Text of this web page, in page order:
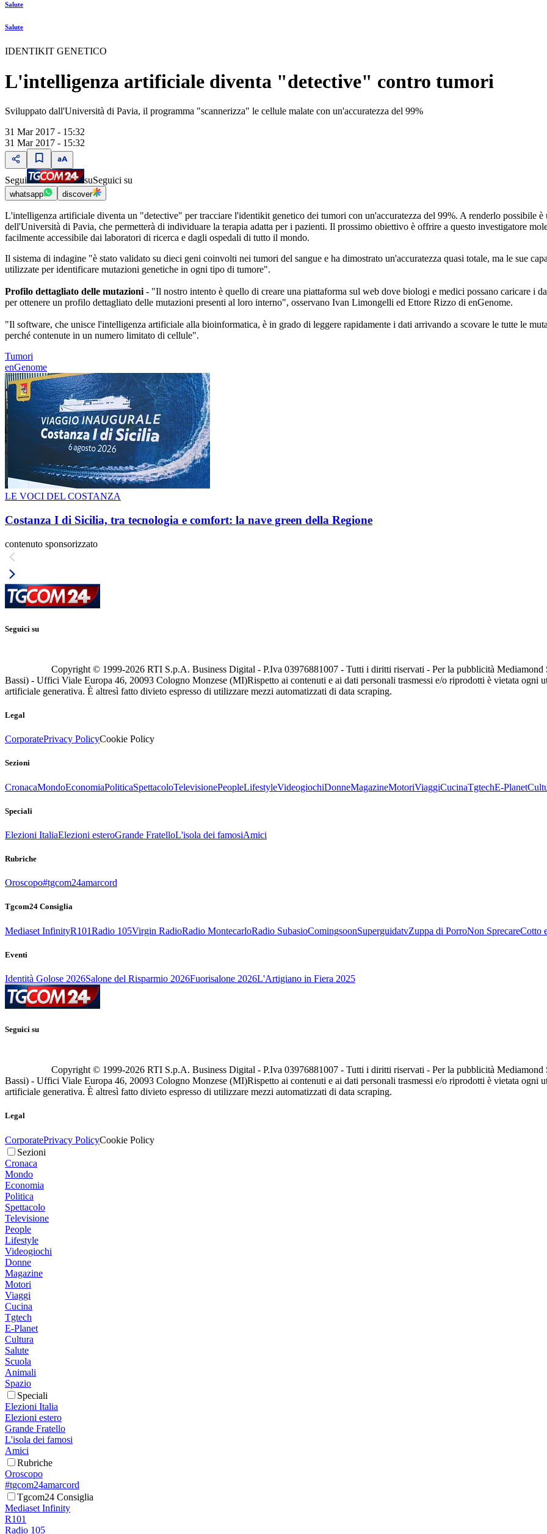
Salute
Salute
IDENTIKIT GENETICO
L'intelligenza artificiale diventa "detective" contro tumori
Sviluppato dall'Università di Pavia, il programma "scannerizza" le cellule malate con un'accuratezza del 99%
31 Mar 2017 - 15:32
31 Mar 2017 - 15:32
Segui suSeguici su
whatsapp discover
L'intelligenza artificiale diventa un "detective" per tracciare l'identikit genetico dei tumori con un'accuratezza del 99%. A renderlo possibile
dell'Università di Pavia, che permetterà di individuare la terapia adatta per i pazienti. Il prossimo obiettivo è offrire a questo investigatore
facilmente accessibile dai laboratori di ricerca e dagli ospedali di tutto il mondo.
Il sistema di indagine "è stato validato su dieci geni coinvolti nei tumori del sangue e ha dimostrato un'accuratezza quasi totale, ma le sue
utilizzate per identificare mutazioni genetiche in ogni tipo di tumore".
Profilo dettagliato delle mutazioni - "Il nostro intento è quello di creare una piattaforma sul web dove biologi e medici possano caricare i
per ottenere un profilo dettagliato delle mutazioni presenti al loro interno", osservano Ivan Limongelli ed Ettore Rizzo di enGenome.
"Il software, che unisce l'intelligenza artificiale alla bioinformatica, è in grado di leggere rapidamente i dati arrivando a scovare le tutte le
perché contenute in un numero limitato di cellule".
Tumori
enGenome
LE VOCI DEL COSTANZA
Costanza I di Sicilia, tra tecnologia e comfort: la nave green della Regione
contenuto sponsorizzato
Seguici su
Copyright © 1999-2026 RTI S.p.A. Business Digital - P.Iva 03976881007 - Tutti i diritti riservati - Per la pubblicità
Bassi) - Uffici Viale Europa 46, 20093 Cologno Monzese (MI)Rispetto ai contenuti e ai dati personali trasmessi e/o riprodotti è vietata ogni
artificiale generativa. È altresì fatto divieto espresso di utilizzare mezzi automatizzati di data scraping.
Legal
CorporatePrivacy PolicyCookie Policy
Sezioni
CronacaMondoEconomiaPoliticaSpettacoloTelevisionePeopleLifestyleVideogiochiDonneMagazineMotoriViaggiCucinaTgtechE-Planet
Speciali
Elezioni ItaliaElezioni esteroGrande FratelloL'isola dei famosiAmici
Rubriche
Oroscopo#tgcom24amarcord
Tgcom24 Consiglia
Mediaset InfinityR101Radio 105Virgin RadioRadio MontecarloRadio SubasioComingsoonSuperguidatvZuppa di PorroNon SprecareCotto
Eventi
Identità Golose 2026Salone del Risparmio 2026Fuorisalone 2026L'Artigiano in Fiera 2025
Seguici su
Copyright © 1999-2026 RTI S.p.A. Business Digital - P.Iva 03976881007 - Tutti i diritti riservati - Per la pubblicità
Bassi) - Uffici Viale Europa 46, 20093 Cologno Monzese (MI)Rispetto ai contenuti e ai dati personali trasmessi e/o riprodotti è vietata ogni
artificiale generativa. È altresì fatto divieto espresso di utilizzare mezzi automatizzati di data scraping.
Legal
CorporatePrivacy PolicyCookie Policy
Sezioni
Cronaca
Mondo
Economia
Politica
Spettacolo
Televisione
People
Lifestyle
Videogiochi
Donne
Magazine
Motori
Viaggi
Cucina
Tgtech
E-Planet
Cultura
Salute
Scuola
Animali
Spazio
Speciali
Elezioni Italia
Elezioni estero
Grande Fratello
L'isola dei famosi
Amici
Rubriche
Oroscopo
#tgcom24amarcord
Tgcom24 Consiglia
Mediaset Infinity
R101
Radio 105